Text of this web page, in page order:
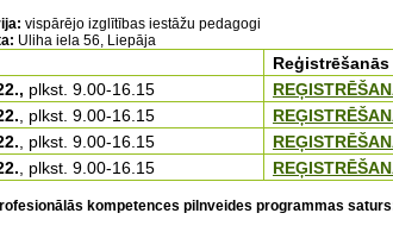
vispārējo izglītības iestāžu pedagogi
Uliha iela 56, Liepāja
plkst. 9.00-16.15
, plkst. 9.00-16.15
, plkst. 9.00-16.15
, plkst. 9.00-16.15
kompetences pilnveides programmas